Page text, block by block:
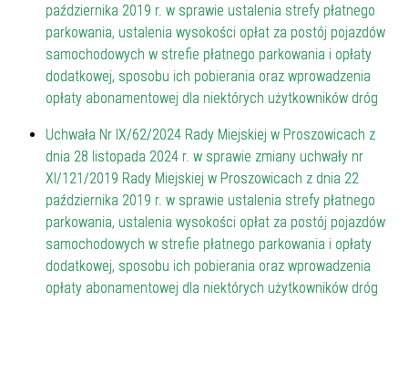
października 2019 r. w sprawie ustalenia strefy płatnego
parkowania, ustalenia wysokości opłat za postój pojazdów
samochodowych w strefie płatnego parkowania i opłaty
dodatkowej, sposobu ich pobierania oraz wprowadzenia
opłaty abonamentowej dla niektórych użytkowników dróg
Uchwała Nr IX/62/2024 Rady Miejskiej w Proszowicach z
dnia 28 listopada 2024 r. w sprawie zmiany uchwały nr
XI/121/2019 Rady Miejskiej w Proszowicach z dnia 22
października 2019 r. w sprawie ustalenia strefy płatnego
parkowania, ustalenia wysokości opłat za postój pojazdów
samochodowych w strefie płatnego parkowania i opłaty
dodatkowej, sposobu ich pobierania oraz wprowadzenia
opłaty abonamentowej dla niektórych użytkowników dróg